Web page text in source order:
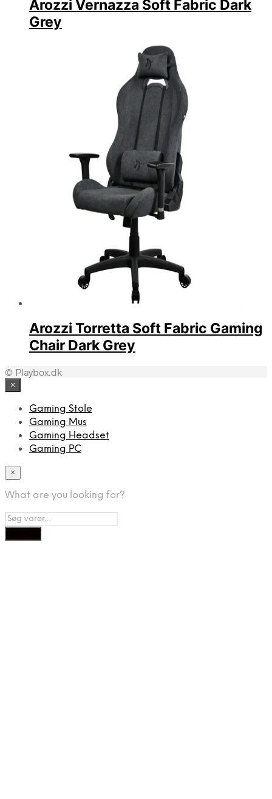
Arozzi Vernazza Soft Fabric Dark
Grey
Arozzi Torretta Soft Fabric Gaming
Chair Dark Grey
© Playbox.dk
×
Gaming Stole
Gaming Mus
Gaming Headset
Gaming PC
×
What are you looking for?